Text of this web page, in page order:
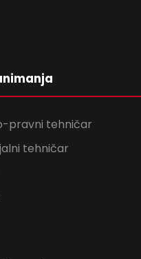
pravni tehničar
tehničar